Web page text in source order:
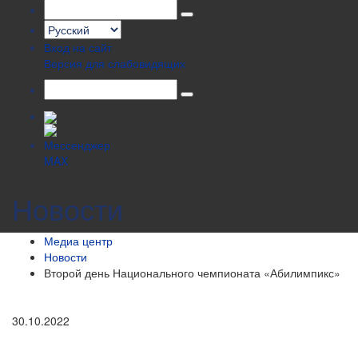
Вход на сайт
Версия для слабовидящих
Новости
Медиа центр
Новости
Второй день Национального чемпионата «Абилимпикс»
30.10.2022